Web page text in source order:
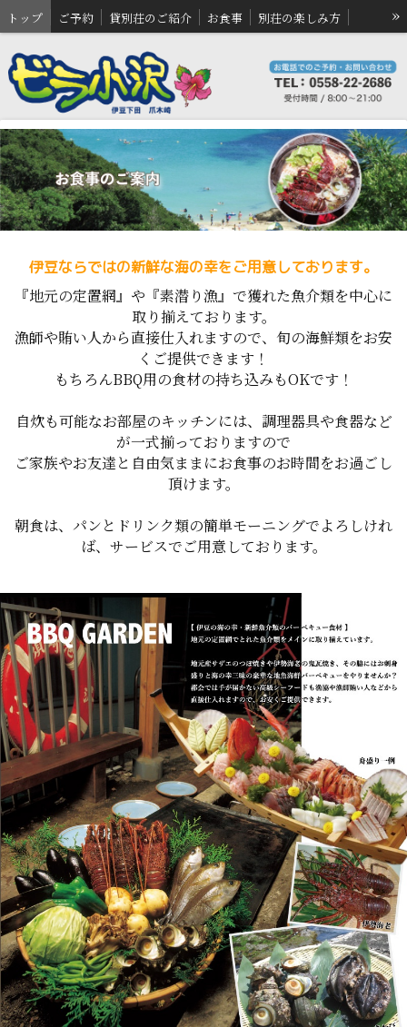
トップ ご予約 貸別荘のご紹介 お食事
別荘の楽しみ方
直営売店
アクセス案内
»
伊豆ならではの新鮮な海の幸をご用意しております。
『地元の定置網』や『素潜り漁』で獲れた魚介類を中心に
取り揃えております。
漁師や賄い人から直接仕入れますので、旬の海鮮類をお安
くご提供できます！
もちろんBBQ用の食材の持ち込みもOKです！
自炊も可能なお部屋のキッチンには、調理器具や食器など
が一式揃っておりますので
ご家族やお友達と自由気ままにお食事のお時間をお過ごし
頂けます。
朝食は、パンとドリンク類の簡単モーニングでよろしけれ
ば、サービスでご用意しております。